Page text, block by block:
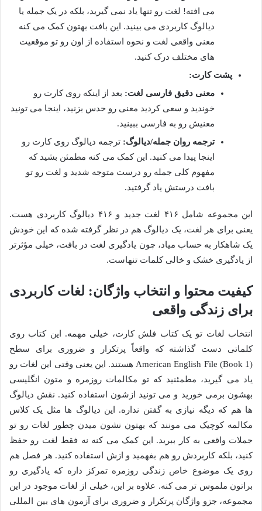
می افته! لغت رو تنها یاد نمی گیرید، بلکه در یک جمله یا
دیالوگ کاربردی می بینید. این بافت بهتون کمک می کنه
معنی واقعی لغت و نحوه استفاده از اون رو تو موقعیت
های مختلف درک کنید.
پشت کارت:
معنی دقیق فارسی لغت: بعد از اینکه روی کارت رو
خوندید و سعی کردید معنی رو حدس بزنید، اینجا می تونید
معنیش رو به فارسی ببینید.
ترجمه روان جمله/دیالوگ: ترجمه دیالوگ روی کارت رو
اینجا پیدا می کنید. این کمک می کنه مطمئن بشید که
مفهوم کلی جمله رو درست متوجه شدید و لغت رو تو
بافت درستش یاد گرفتید.
این مجموعه شامل ۴۱۶ لغت جدید و ۴۱۶ دیالوگ کاربردی هست.
یعنی برای هر لغت، یک دیالوگ هم در نظر گرفته شده که این خودش
یک شاهکار به حساب میاد، چون یادگیری لغت در بافت، خیلی مؤثرتر
از یادگیری خشک و خالی کلمات تنهاست.
کیفیت محتوا و انتخاب واژگان: لغات کاربردی
برای زندگی واقعی
انتخاب لغات تو یک کتاب فلش کارت، خیلی مهمه. این کتاب روی
کلماتی دست گذاشته که واقعاً پرتکرار و ضروری برای سطح
American English File (Book 1) هستند. این یعنی وقتی این لغات رو
یاد می گیرید، مطمئنید که تو مکالمات روزمره و متون انگلیسی
بهشون برمی خورید و می تونید ازشون استفاده کنید. نقش دیالوگ
ها هم که دیگه نیازی به گفتن نداره. این دیالوگ ها مثل یک کلاس
مکالمه کوچیک می مونند که بهتون نشون میدن چطور لغات رو تو
جملات واقعی به کار ببرید. این کمک می کنه نه فقط لغت رو حفظ
کنید، بلکه کاربردش رو هم بفهمید و ازش استفاده کنید. هر فصل هم
روی یک موضوع خاص زندگی روزمره تمرکز داره که یادگیری رو
براتون ملموس تر می کنه. علاوه بر این، خیلی از لغات موجود در این
مجموعه، جزو واژگان پرتکرار و ضروری برای آزمون های بین المللی